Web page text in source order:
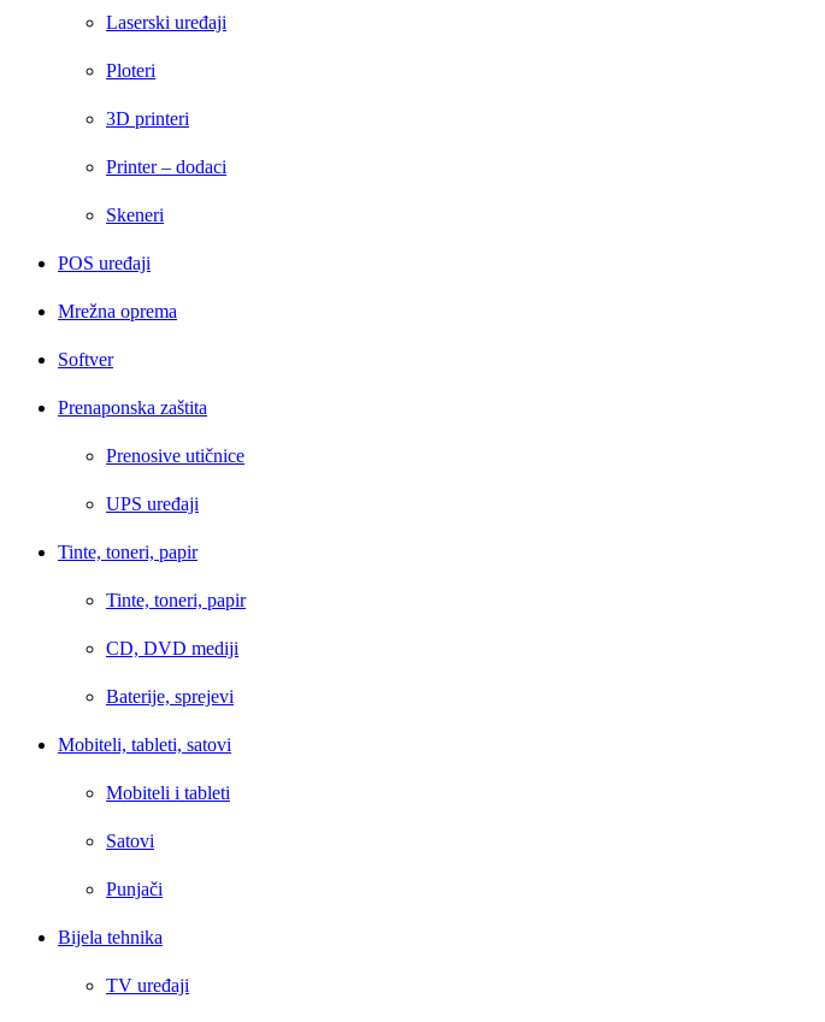
Laserski uređaji
Ploteri
3D printeri
Printer – dodaci
Skeneri
POS uređaji
Mrežna oprema
Softver
Prenaponska zaštita
Prenosive utičnice
UPS uređaji
Tinte, toneri, papir
Tinte, toneri, papir
CD, DVD mediji
Baterije, sprejevi
Mobiteli, tableti, satovi
Mobiteli i tableti
Satovi
Punjači
Bijela tehnika
TV uređaji